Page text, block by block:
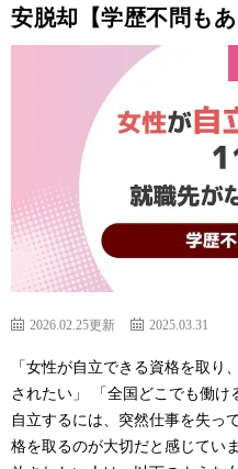
安脱却【学歴不問もあ
2026.02.25更新 2025.03.31
「女性が自立できる資格を取
されたい」 「全国どこでも働け
自立するには、突然仕事を失っ
格を取るのが大切だと感じてい